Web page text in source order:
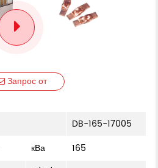
Запрос от
DB-165-17005
кВа 165